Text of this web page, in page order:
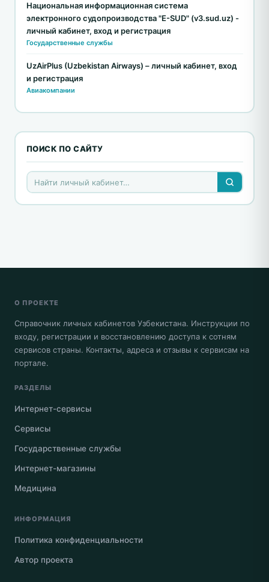
Национальная информационная система
электронного судопроизводства "E-SUD" (v3.sud.uz) -
личный кабинет, вход и регистрация
Государственные службы
UzAirPlus (Uzbekistan Airways) – личный кабинет, вход
и регистрация
Авиакомпании
ПОИСК ПО САЙТУ
О ПРОЕКТЕ
Справочник личных кабинетов Узбекистана. Инструкции по
входу, регистрации и восстановлению доступа к сотням
сервисов страны. Контакты, адреса и отзывы к сервисам на
портале.
РАЗДЕЛЫ
Интернет-сервисы
Сервисы
Государственные службы
Интернет-магазины
Медицина
ИНФОРМАЦИЯ
Политика конфиденциальности
Автор проекта